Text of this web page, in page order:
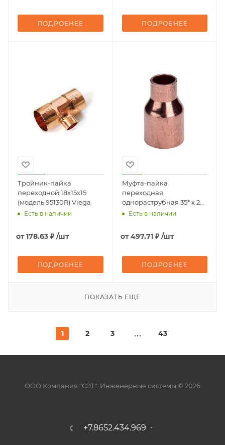
ПОДРОБНЕЕ ПОДРОБНЕЕ
Тройник-пайка
переходной 18х15х15
(модель 95130R) Viega
Есть в наличии
от178.63 ₽ /шт
ПОДРОБНЕЕ
Муфта-пайка
переходная
однораструбная 35* х 28
(модель 95243) Viega
Есть в наличии
от497.71 ₽ /шт
ПОДРОБНЕЕ
ПОКАЗАТЬ ЕЩЕ
1 2 3 43
ООО Компания "СЭТ". Инженерные системы © 2026
+7.8652.434.969